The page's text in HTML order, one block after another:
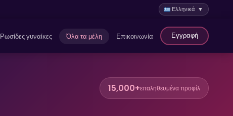
Ελληνικά ▼
Ρωσίδες γυναίκες Όλα τα μέλη Επικοινωνία Εγγραφή
15,000+επαληθευμένα προφίλ